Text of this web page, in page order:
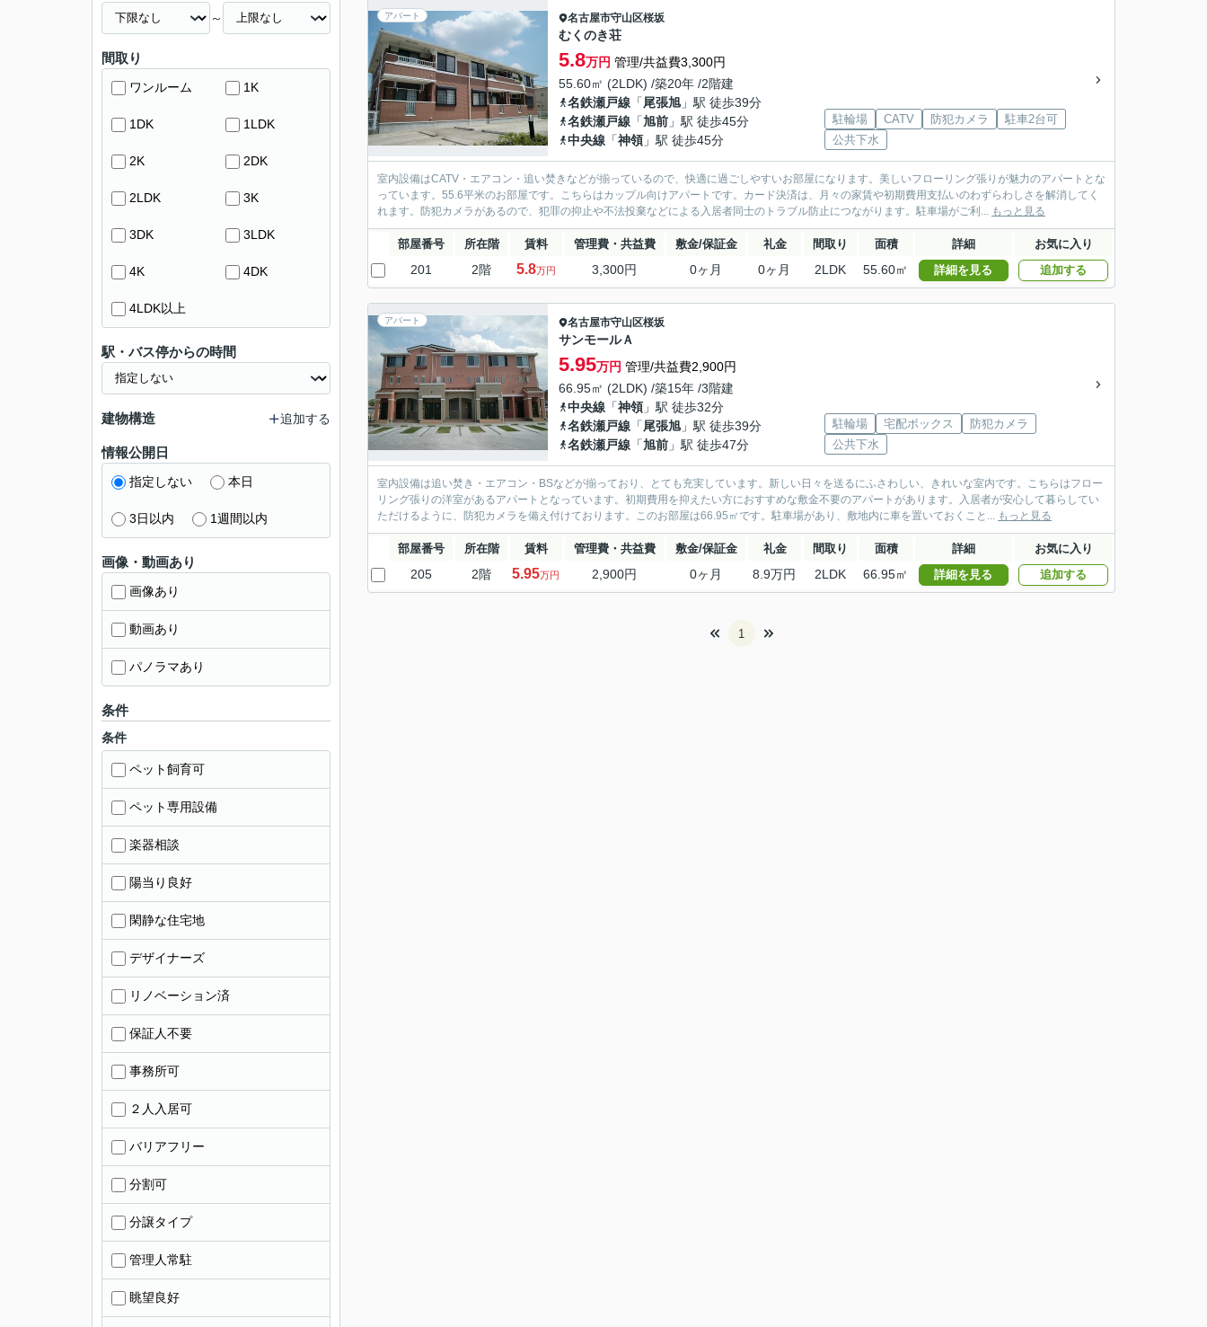
アパート 名古屋市守山区桜坂
むくのき荘
5.8万円 管理/共益費3,300円
55.60㎡ (2LDK) /築20年 /2階建
名鉄瀬戸線 「尾張旭 」駅 徒歩39分
名鉄瀬戸線 「旭前 」駅 徒歩45分
中央線 「神領」駅 徒歩45分
駐輪場 CATV 防犯カメラ
駐車2台可
公共下水
室内設備はCATV・エアコン・追い焚きなどが揃っているので、快適に過ごしやすいお部屋になります。美しいフローリング張りが魅力のアパートとな
っています。55.6平米のお部屋です。こちらはカップル向けアパートです。カード決済は、月々の家賃や初期費用支払いのわずらわしさを解消してく
れます。防犯カメラがあるので、犯罪の抑止や不法投棄などによる入居者同士のトラブル防止につながります。駐車場がご利... もっと見る
部屋番号 所在階 賃料 管理費・共益費 敷金/保証金 礼金 間取り 面積 詳細 お気に入り
201 2階 5.8万円 3,300円 0ヶ月 0ヶ月 2LDK 55.60㎡ 詳細を見る 追加する
アパート 名古屋市守山区桜坂
サンモールＡ
5.95万円 管理/共益費2,900円
66.95㎡ (2LDK) /築15年 /3階建
中央線 「神領」駅 徒歩32分
名鉄瀬戸線 「尾張旭 」駅 徒歩39分
名鉄瀬戸線 「旭前 」駅 徒歩47分
駐輪場 宅配ボックス
防犯カメラ
公共下水
室内設備は追い焚き・エアコン・BSなどが揃っており、とても充実しています。新しい日々を送るにふさわしい、きれいな室内です。こちらはフロー
リング張りの洋室があるアパートとなっています。初期費用を抑えたい方におすすめな敷金不要のアパートがあります。入居者が安心して暮らしてい
ただけるように、防犯カメラを備え付けております。このお部屋は66.95㎡です。駐車場があり、敷地内に車を置いておくこと... もっと見る
部屋番号 所在階 賃料 管理費・共益費 敷金/保証金 礼金 間取り 面積 詳細 お気に入り
205 2階 5.95万円 2,900円 0ヶ月 8.9万円 2LDK 66.95㎡ 詳細を見る 追加する
1
～
間取り
ワンルーム 1K
1DK 1LDK
2K 2DK
2LDK 3K
3DK 3LDK
4K 4DK
4LDK以上
駅・バス停からの時間
建物構造 追加する
情報公開日
指定しない 本日
3日以内 1週間以内
画像・動画あり
画像あり
動画あり
パノラマあり
条件
条件
ペット飼育可
ペット専用設備
楽器相談
陽当り良好
閑静な住宅地
デザイナーズ
リノベーション済
保証人不要
事務所可
２人入居可
バリアフリー
分割可
分譲タイプ
管理人常駐
眺望良好